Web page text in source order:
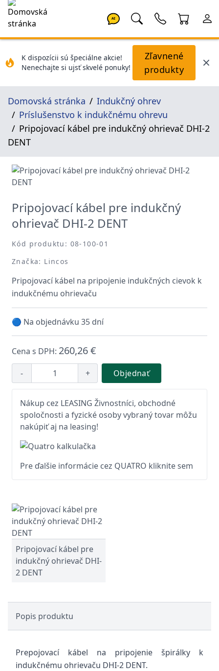
AI
K dispozícii sú špeciálne akcie!
Nenechajte si ujsť skvelé ponuky!
Zľavnené
produkty
Domovská stránka
Indukčný ohrev
Príslušenstvo k indukčnému ohrevu
Pripojovací kábel pre indukčný ohrievač DHI-2
DENT
Pripojovací kábel pre indukčný
ohrievač DHI-2 DENT
Kód produktu: 08-100-01
Značka: Lincos
Pripojovací kábel na pripojenie indukčných cievok k
indukčnému ohrievaču
🔵 Na objednávku 35 dní
Cena s DPH: 260,26 €
- + Objednať
Nákup cez LEASING Živnostníci, obchodné
spoločnosti a fyzické osoby vybraný tovar môžu
nakúpiť aj na leasing!
Pre ďalšie informácie cez QUATRO kliknite sem
Pripojovací kábel pre
indukčný ohrievač DHI-
2 DENT
Popis produktu
Prepojovací kábel na pripojenie špirálky k
indukčnému ohrievaču DHI-2 DENT.